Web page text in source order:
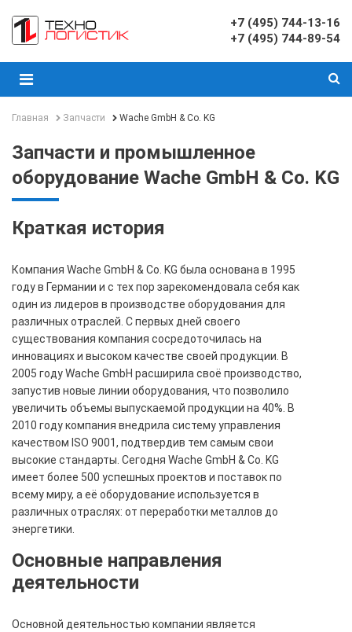
+7 (495) 744-13-16
+7 (495) 744-89-54
Главная Запчасти Wache GmbH & Co. KG
Запчасти и промышленное
оборудование Wache GmbH & Co. KG
Краткая история
Компания Wache GmbH & Co. KG была основана в 1995
году в Германии и с тех пор зарекомендовала себя как
один из лидеров в производстве оборудования для
различных отраслей. С первых дней своего
существования компания сосредоточилась на
инновациях и высоком качестве своей продукции. В
2005 году Wache GmbH расширила своё производство,
запустив новые линии оборудования, что позволило
увеличить объемы выпускаемой продукции на 40%. В
2010 году компания внедрила систему управления
качеством ISO 9001, подтвердив тем самым свои
высокие стандарты. Сегодня Wache GmbH & Co. KG
имеет более 500 успешных проектов и поставок по
всему миру, а её оборудование используется в
различных отраслях: от переработки металлов до
энергетики.
Основные направления
деятельности
Основной деятельностью компании является